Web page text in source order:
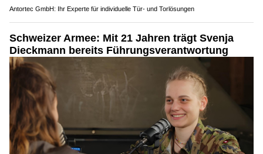
Antortec GmbH: Ihr Experte für individuelle Tür- und Torlösungen
Schweizer Armee: Mit 21 Jahren trägt Svenja
Dieckmann bereits Führungsverantwortung